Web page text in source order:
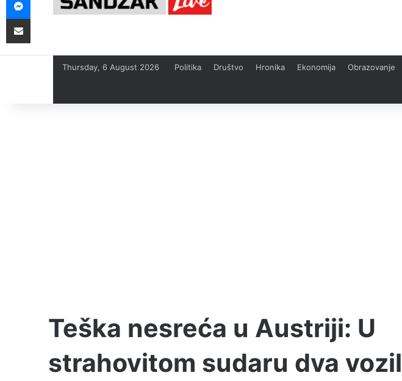
Thursday, 6 August 2026 Politika Društvo Hronika Ekonomija Obrazovanje
Teška nesreća u Austriji: U
strahovitom sudaru dva
Pošalji preko E-Maila